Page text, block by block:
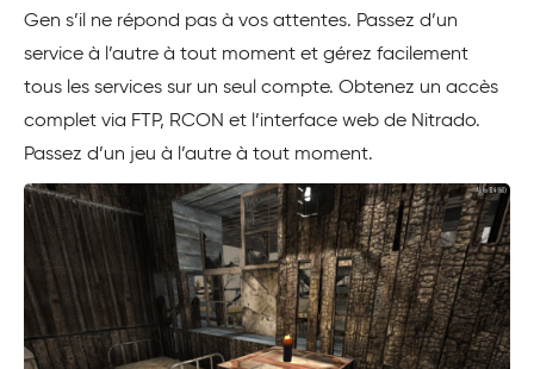
Gen s’il ne répond pas à vos attentes. Passez d’un
service à l’autre à tout moment et gérez facilement
tous les services sur un seul compte. Obtenez un accès
complet via FTP, RCON et l’interface web de Nitrado.
Passez d’un jeu à l’autre à tout moment.